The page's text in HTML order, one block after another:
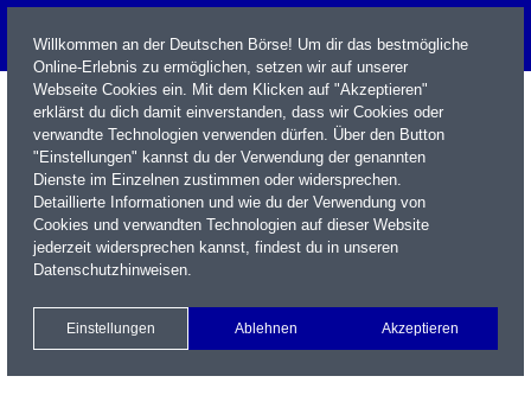
Name / WKN / ISIN / Kürzel
Xetra Realtime
Watchlist Portfolio Login
Willkommen an der Deutschen Börse! Um dir das bestmögliche
Online-Erlebnis zu ermöglichen, setzen wir auf unserer
Webseite Cookies ein. Mit dem Klicken auf "Akzeptieren"
erklärst du dich damit einverstanden, dass wir Cookies oder
verwandte Technologien verwenden dürfen. Über den Button
"Einstellungen" kannst du der Verwendung der genannten
Dienste im Einzelnen zustimmen oder widersprechen.
Detaillierte Informationen und wie du der Verwendung von
Cookies und verwandten Technologien auf dieser Website
jederzeit widersprechen kannst, findest du in unseren
Datenschutzhinweisen.
Einstellungen Ablehnen Akzeptieren